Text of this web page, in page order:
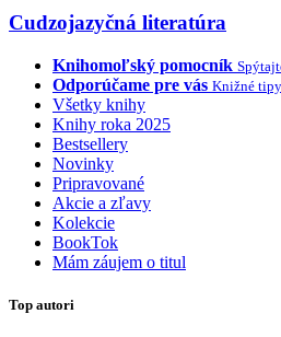
Cudzojazyčná literatúra
Knihomoľský pomocník
Odporúčame pre vás Knižné
Všetky knihy
Knihy roka 2025
Bestsellery
Novinky
Pripravované
Akcie a zľavy
Kolekcie
BookTok
Mám záujem o titul
Top autori